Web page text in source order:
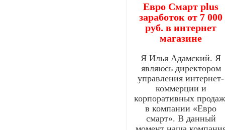
Евро Смарт plus
заработок от 7 000
руб. в интернет
магазине
Я Илья Адамский. Я
являюсь директором
управления интернет-
коммерции и
корпоративных
в компании «Евро
смарт». В данный